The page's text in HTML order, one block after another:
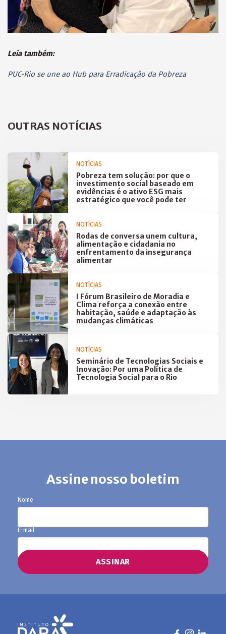
Leia também:
PUC-Rio se une ao Hub para Erradicação da Pobreza
OUTRAS NOTÍCIAS
NOTÍCIAS
Pobreza tem solução: por que o
investimento social baseado em
evidências é o ativo ESG mais
estratégico que você pode ter
NOTÍCIAS
Rodas de conversa unem cultura,
alimentação e cidadania no
enfrentamento da insegurança
alimentar
NOTÍCIAS
I Fórum Brasileiro de Moradia e
Clima reforça a conexão entre
habitação, saúde e adaptação às
mudanças climáticas
NOTÍCIAS
Seminário de Tecnologias Sociais e
Inovação: Por uma Política de
Tecnologia Social para o Rio
Assine nosso boletim
Nome
E-mail